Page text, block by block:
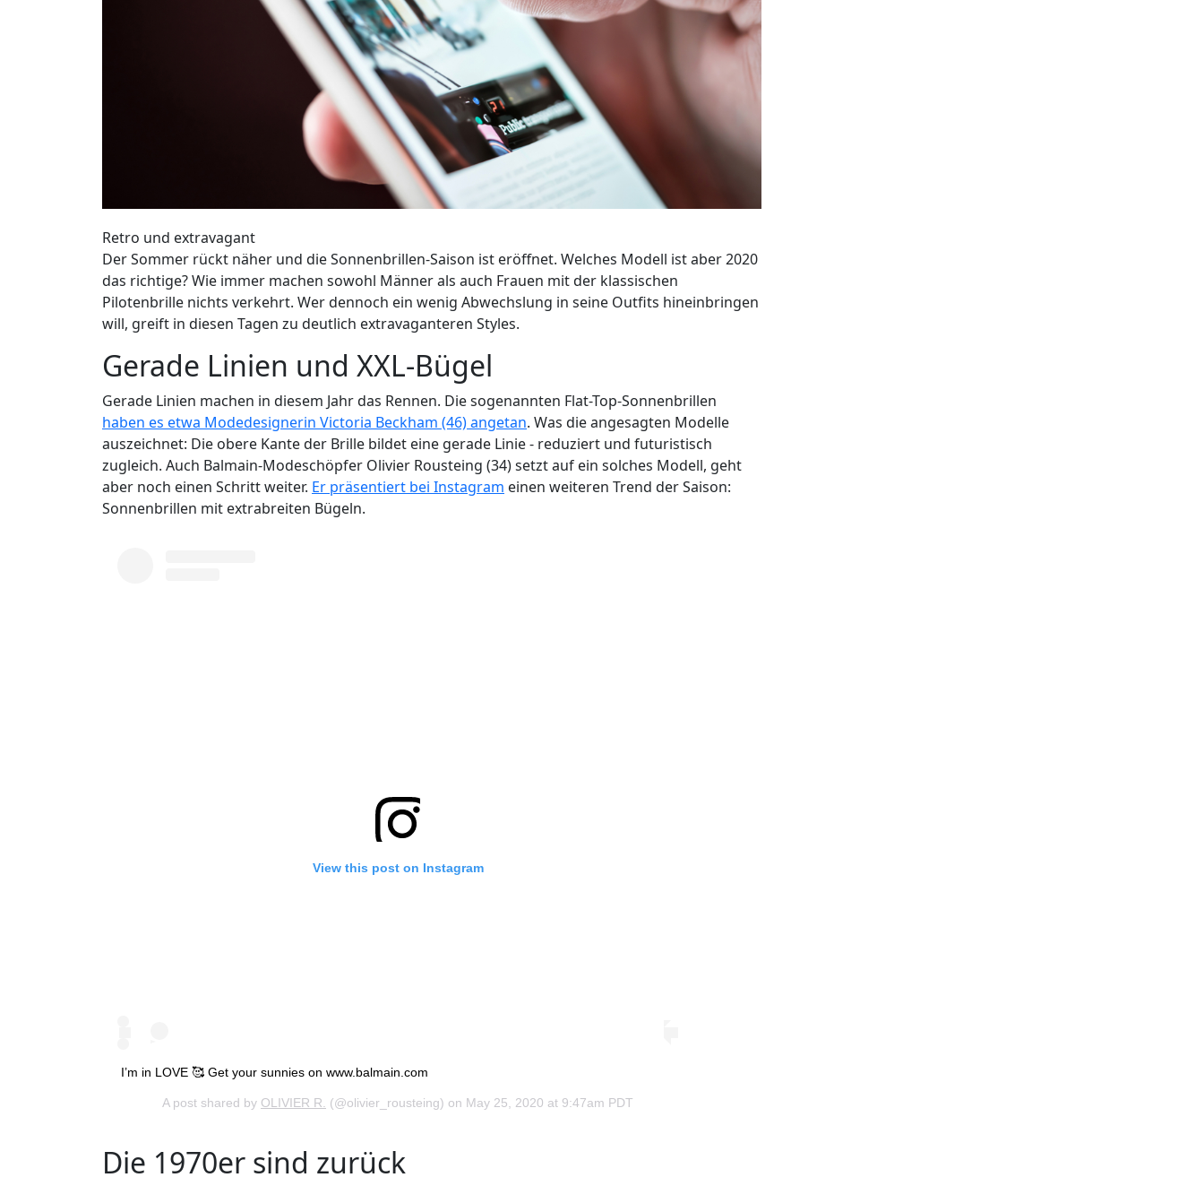
Retro und extravagant
Der Sommer rückt näher und die Sonnenbrillen-Saison ist eröffnet. Welches Modell ist aber 2020
das richtige? Wie immer machen sowohl Männer als auch Frauen mit der klassischen
Pilotenbrille nichts verkehrt. Wer dennoch ein wenig Abwechslung in seine Outfits hineinbringen
will, greift in diesen Tagen zu deutlich extravaganteren Styles.
Gerade Linien und XXL-Bügel
Gerade Linien machen in diesem Jahr das Rennen. Die sogenannten Flat-Top-Sonnenbrillen
haben es etwa Modedesignerin Victoria Beckham (46) angetan. Was die angesagten Modelle
auszeichnet: Die obere Kante der Brille bildet eine gerade Linie - reduziert und futuristisch
zugleich. Auch Balmain-Modeschöpfer Olivier Rousteing (34) setzt auf ein solches Modell, geht
aber noch einen Schritt weiter. Er präsentiert bei Instagram einen weiteren Trend der Saison:
Sonnenbrillen mit extrabreiten Bügeln.
View this post on Instagram
I’m in LOVE 🥰 Get your sunnies on www.balmain.com
A post shared by OLIVIER R. (@olivier_rousteing) on May 25, 2020 at 9:47am PDT
Die 1970er sind zurück